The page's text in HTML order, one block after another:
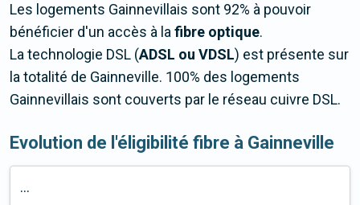
Les logements Gainnevillais sont 92% à pouvoir
bénéficier d'un accès à lafibre optique.
La technologie DSL (ADSL ou VDSL) est présente sur
la totalité de Gainneville. 100% des logements
Gainnevillais sont couverts par le réseau cuivre DSL.
Evolution de l'éligibilité fibre à Gainneville
...